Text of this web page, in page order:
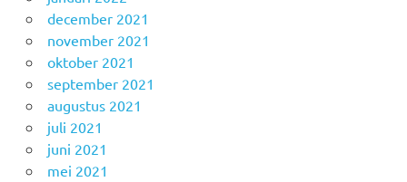
december 2021
november 2021
oktober 2021
september 2021
augustus 2021
juli 2021
juni 2021
mei 2021